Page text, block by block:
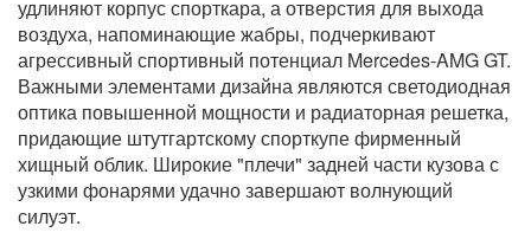
удлиняют корпус спорткара, а отверстия для выхода
воздуха, напоминающие жабры, подчеркивают
агрессивный спортивный потенциал Mercedes-AMG GT.
Важными элементами дизайна являются светодиодная
оптика повышенной мощности и радиаторная решетка,
придающие штутгартскому спорткупе фирменный
хищный облик. Широкие "плечи" задней части кузова с
узкими фонарями удачно завершают волнующий
силуэт.